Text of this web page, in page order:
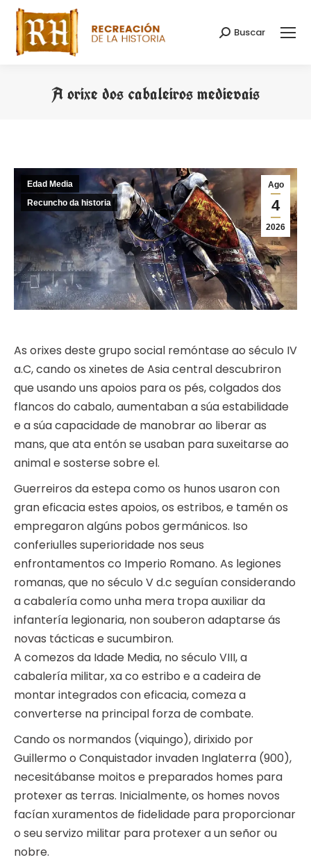
Search:
Buscar
A orixe dos cabaleiros medievais
Ago
4
2026
Edad Media
Recuncho da historia
As orixes deste grupo social remóntase ao século IV
a.C, cando os xinetes de Asia central descubriron
que usando uns apoios para os pés, colgados dos
flancos do cabalo, aumentaban a súa estabilidade
e a súa capacidade de manobrar ao liberar as
mans, que ata entón se usaban para suxeitarse ao
animal e sosterse sobre el.
Guerreiros da estepa como os hunos usaron con
gran eficacia estes apoios, os estribos, e tamén os
empregaron algúns pobos germánicos. Iso
conferiulles superioridade nos seus
enfrontamentos co Imperio Romano. As legiones
romanas, que no século V d.c seguían considerando
a cabalería como unha mera tropa auxiliar da
infantería legionaria, non souberon adaptarse ás
novas tácticas e sucumbiron.
A comezos da Idade Media, no século VIII, a
cabalería militar, xa co estribo e a cadeira de
montar integrados con eficacia, comeza a
converterse na principal forza de combate.
Cando os normandos (viquingo), dirixido por
Guillermo o Conquistador invaden Inglaterra (900),
necesitábanse moitos e preparados homes para
protexer as terras. Inicialmente, os homes novos
facían xuramentos de fidelidade para proporcionar
o seu servizo militar para protexer a un señor ou
nobre.